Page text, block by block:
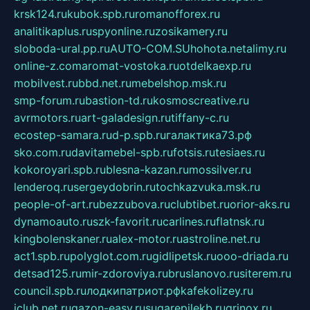
krsk124.rukubok.spb.ruromanofforex.ru
analitikaplus.ruspyonline.ruzosikamery.ru
sloboda-ural.pp.ruAUTO-COM.SUhohota.netalimy.ru
online-z.comaromat-vostoka.ruotdelkaexp.ru
mobilvest.rubbd.net.rumebelshop.msk.ru
smp-forum.rubastion-td.rukosmoscreative.ru
avrmotors.ruart-galadesign.rutiffany-c.ru
ecostep-samara.rud-p.spb.ruгалактика73.рф
sko.com.rudavitamebel-spb.rufotsis.rutesiaes.ru
kokoroyari.spb.rublesna-kazan.rumossilver.ru
lenderoq.rusergeydobrin.rutochkazvuka.msk.ru
people-of-art.rubezzubova.ruclubtibet.ruorior-aks.ru
dynamoauto.ruszk-favorit.rucarlines.ruflatnsk.ru
kingbolenskaner.rualex-motor.ruastroline.net.ru
act1.spb.rupolyglot.com.rugidlipetsk.ruooo-driada.ru
detsad125.rumir-zdoroviya.rubruslanovo.rusiterem.ru
council.spb.ruлодкипатриот.рфkafekolizey.ru